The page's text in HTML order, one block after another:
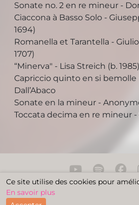
Sonate no. 2 en re mineur -
Ciaccona à Basso Solo -
1694)
Romanella et Tarantella -
1707)
“Minerva" - Lisa Streich (b. 1985)
Capriccio quinto en si bemolle
Dall’Abaco
Sonate en la mineur -
Toccata decima en re mineur -
Politique de confidentialité
Ce site utilise des cookies pour
En savoir plus